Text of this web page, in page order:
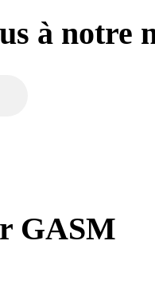
à notre
GASM